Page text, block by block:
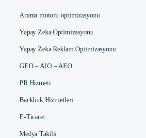
Arama motoru optimizasyonu
Yapay Zeka Optimizasyonu
Yapay Zeka Reklam Optimizasyonu
GEO – AIO – AEO
PR Hizmeti
Backlink Hizmetleri
E-Ticaret
Medya Takibi